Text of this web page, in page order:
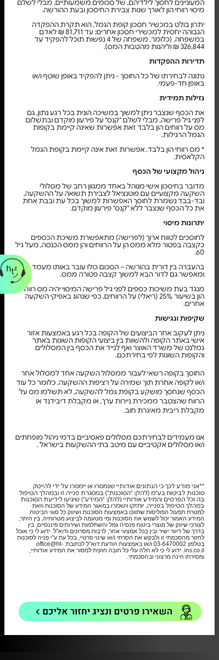
המעוניינים לחסוך לילדיהם, של סכומים משמעותיים, מבלי לשלם
מיסוי רווחי הון לאורך שנות צבירת החיסכון ובעת ההורשה.
יתרון בולט במכשיר חסכון קופת הגמל, הוא תקרת ההפקדה
הגבוהה יחסית למכשירי חסכון אחרים: עד 81,711 ₪ לאדם
במשפחה. (כלומר, משפחה של 4 נפשות תוכל להפקיד עד
326,844 ₪ וליהנות מהטבות המס).
תדירות ההפקדות
נתונה לבחירתו של כל החוסך - ניתן להפקיד באופן שוטף ו/או
באופן חד-פעמי.
נזילות תמידית
את הכסף שנצבר ניתן למשוך במשיכה הונית בכל רגע נתון, גם
לפני גיל פרישה, מבלי לשלם "קנס" על פירעון מוקדם ובתשלום
מס על רווחים הון בלבד זאת אפשרות שאינה קיימת בקופות
הגמל הרגילות.
* מס רווחי הון בלבד. אפשרות זאת אינה קיימת בקופת הגמל
הקלאסית.
ניהול מקצועי של הכסף
מדובר בחיסכון אישי מנוהל באחד ממגוון רחב של מסלולי
השקעה מקצועיים עם פוטנציאל לצבירת תשואה על ההשקעה,
ובד-בבד נשמרת לחוסך האפשרות למשוך בכל עת ובבת אחת
את כל הכסף שנצבר ללא "קנס" פירעון מוקדם.
יתרונות מיסוי
לחוסכים לטווח ארוך (לפרישה) מתאפשרת משיכת הכספים
כקצבה בפטור מלא ממס הן על הרווחים והן ממס הכנסה, מעל גיל
60.
בהעברה בין דורית בהורשה – הסכום כולו עובר באותו מעמד מיסוי
ומאפשר גם לדור הבא למשוך קצבה פטורה ממס.
מנגד בעת משיכות כספים לפני גיל פרישה המיסוי יהיה מס רווחי
הון בשיעור 25% (ריאלי) על הרווחים, כפי שנהוג באפיקי השקעה
אחרים.
שקיפות ונגישות
ניתן לעקוב אחר הביצועים של הקופה בכל רגע באמצעות אזור
אישי באתר הקופה ולהשוות בין ביצועי הקופות השונות באתר
גמלנט של משרד האוצר ואף לנייד את הכסף בין המסלולים
והקופות השונות לפי בחירתכם.
החוסך בקופה רשאי לעבור ממסלול השקעה אחד למסלול אחר
ו/או לקופה אחרת תוך שמירה על רציפות ההשקעה. כלומר כל עוד
הכסף שנחסך מושקע בקופת גמל להשקעה, לא תשלמו מס על
הרווח שהצטבר ממכירת ניירות ערך, או מקבלת דיבידנד או
מקבלת ריבית מאיגרת חוב.
אנו מעמידים לבחירתכם מסלולים פאסיביים בדמי ניהול מופחתים
ו/או מסלולים אקטיביים עם מיטב בתי ההשקעות בישראל .
**אני מודע לכך כי הנתונים אודותיי שנמסרו או יימסרו על ידי להייטק
סוכנות לביטוח בע"מ (להלן: "הסוכנות") במסגרת פנייה זו ובמהלך הטיפול
בה וכל הפרטים והמידע אודותיי (להלן: "המידע") שיגיעו לידיעת הסוכנות
במהלך הטיפול בפנייה, יוחזקו וישמרו במאגר המידע של הסוכנות וזאת
למטרת תפעול הפוליסות שתווכו באמצעות הסוכנות ושיווק כל סוגי הביטוח.
המידע האמור יכול לשמש את הסוכנות ומי מטעמה לביצוע מטרותיה, בין היתר,
לצורכי שיווק של מוצרי ביטוח פנסיה גמל והשתלמות ושירותים פיננסיים, בין
בדרך של דיוור ישיר ובין בכל אמצעי אחר, לרבות מסרונים ודוא"ל. ידוע לי כי אוכל
לחזור מהסכמתי זו ולבקש את הסרתי ו/או שינוי פרטיי, בכל עת ע"י פניה לסוכנות
בטלפון 03-6470002 ו/או באמצעות הודעת דוא"ל לכתובת: office@ht-
ins.co.il. ידוע לי כי לא חלה עלי כל חובה חוקית למסור את המידע אודותיי,
ומסירתו הינה מרצוני ובהסכמתי.